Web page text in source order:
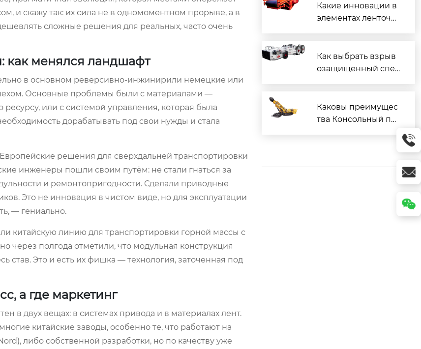
и скажу так: их сила не в одномоментном прорыве, а в
сложные решения для реальных, часто очень
как менялся ландшафт
в основном реверсивно-инжинирили немецкие или
Основные проблемы были с материалами —
или с системой управления, которая была
дорабатывать под свои нужды и стала
решения для сверхдальней транспортировки
инженеры пошли своим путём: не стали гнаться за
и ремонтопригодности. Сделали приводные
Это не инновация в чистом виде, но для эксплуатации
— гениально.
китайскую линию для транспортировки горной массы с
через полгода отметили, что модульная конструкция
став. Это и есть их фишка — технология, заточенная под
а где маркетинг
в двух вещах: в системах привода и в материалах лент.
китайские заводы, особенно те, что работают на
либо собственной разработки, но по качеству уже
Какие инновации в
элементах ленточн
Как выбрать взрыв
озащищенный спец
Каковы преимущес
тва Консольный пр